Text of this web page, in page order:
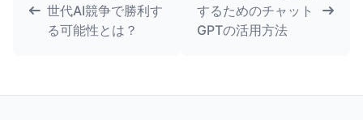
世代AI競争で勝利す
る可能性とは？
するためのチャット
GPTの活用方法